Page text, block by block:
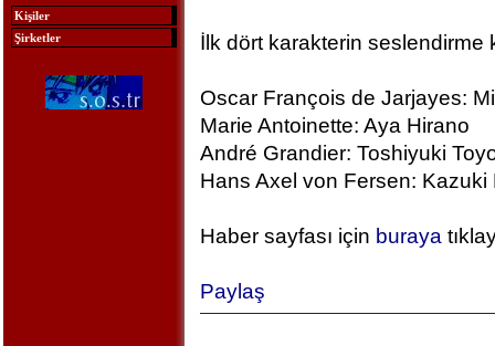
Kişiler
Şirketler
İlk dört karakterin seslendirme
Oscar François de Jarjayes:
Marie Antoinette: Aya Hirano
André Grandier: Toshiyuki
Hans Axel von Fersen: Kazuki
Haber sayfası için buraya
Paylaş